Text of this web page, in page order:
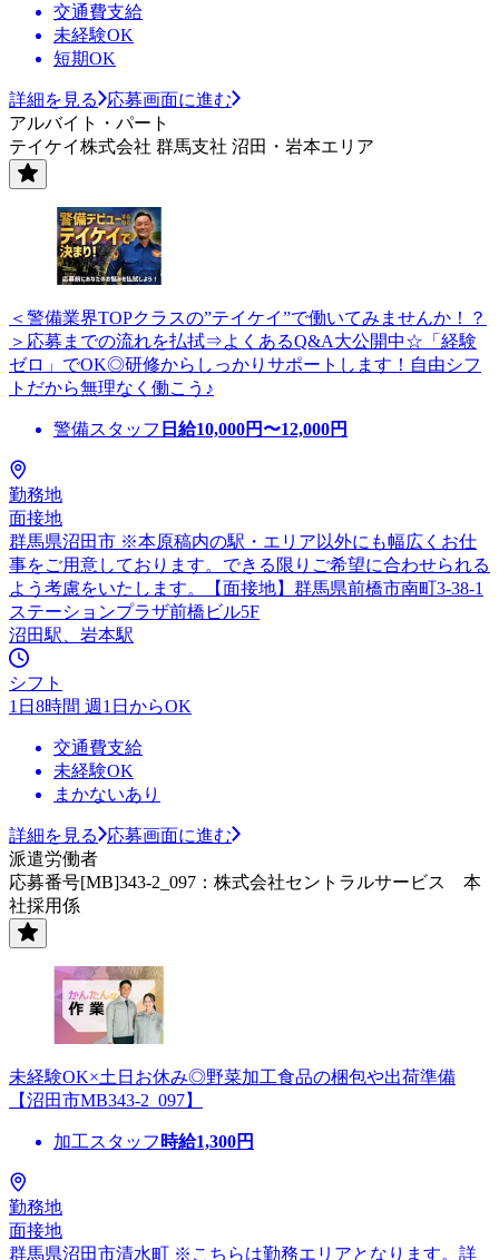
交通費支給
未経験OK
短期OK
詳細を見る
応募画面に進む
アルバイト・パート
テイケイ株式会社 群馬支社 沼田・岩本エリア
＜警備業界TOPクラスの”テイケイ”で働いてみませんか！？
＞応募までの流れを払拭⇒よくあるQ&A大公開中☆「経験
ゼロ」でOK◎研修からしっかりサポートします！自由シフ
トだから無理なく働こう♪
警備スタッフ 日給10,000円〜12,000円
勤務地
面接地
群馬県沼田市 ※本原稿内の駅・エリア以外にも幅広くお仕
事をご用意しております。できる限りご希望に合わせられる
よう考慮をいたします。【面接地】群馬県前橋市南町3-38-1
ステーションプラザ前橋ビル5F
沼田駅、岩本駅
シフト
1日8時間 週1日からOK
交通費支給
未経験OK
まかないあり
詳細を見る
応募画面に進む
派遣労働者
応募番号[MB]343-2_097：株式会社セントラルサービス 本
社採用係
未経験OK×土日お休み◎野菜加工食品の梱包や出荷準備
【沼田市MB343-2_097】
加工スタッフ 時給1,300円
勤務地
面接地
群馬県沼田市清水町 ※こちらは勤務エリアとなります。詳